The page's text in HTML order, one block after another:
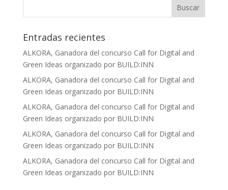
Entradas recientes
ALKORA, Ganadora del concurso Call for Digital and
Green Ideas organizado por BUILD:INN
ALKORA, Ganadora del concurso Call for Digital and
Green Ideas organizado por BUILD:INN
ALKORA, Ganadora del concurso Call for Digital and
Green Ideas organizado por BUILD:INN
ALKORA, Ganadora del concurso Call for Digital and
Green Ideas organizado por BUILD:INN
ALKORA, Ganadora del concurso Call for Digital and
Green Ideas organizado por BUILD:INN